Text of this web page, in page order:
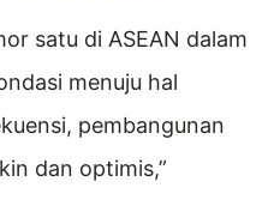
satu di ASEAN dalam
menuju hal
pembangunan
dan optimis,”